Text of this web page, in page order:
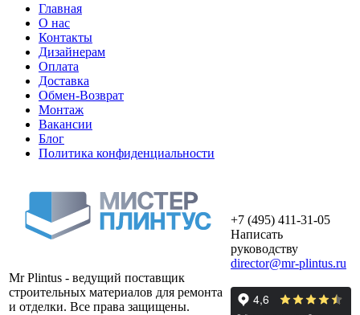
Главная
О нас
Контакты
Дизайнерам
Оплата
Доставка
Обмен-Возврат
Монтаж
Вакансии
Блог
Политика конфиденциальности
Mr Plintus - ведущий поставщик
строительных материалов для ремонта
и отделки. Все права защищены.
+7 (495) 411-31-05
Написать
руководству
director@mr-plintus.ru